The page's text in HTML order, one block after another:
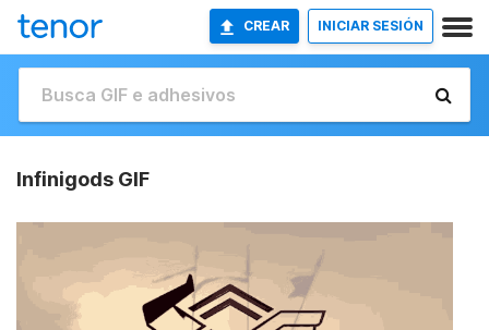
CREAR INICIAR SESIÓN
Infinigods GIF